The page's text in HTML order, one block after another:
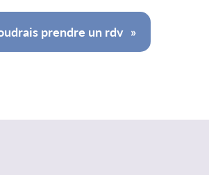
prendre un rdv